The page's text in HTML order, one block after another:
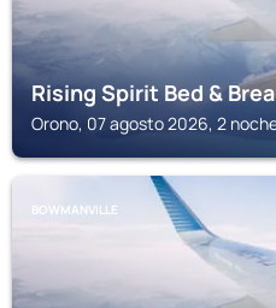
Rising Spirit Bed &
Orono, 07 agosto 2026, 2
BOWMANVILLE